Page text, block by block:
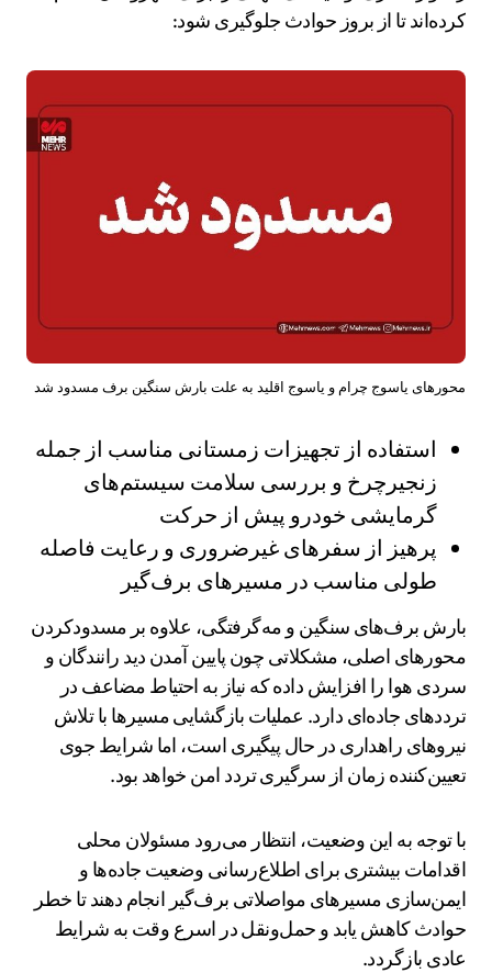
کرده‌اند تا از بروز حوادث جلوگیری شود:
محورهای یاسوج چرام و یاسوج اقلید به علت بارش سنگین برف مسدود شد
استفاده از تجهیزات زمستانی مناسب از جمله
زنجیرچرخ و بررسی سلامت سیستم‌های
گرمایشی خودرو پیش از حرکت
پرهیز از سفرهای غیرضروری و رعایت فاصله
طولی مناسب در مسیرهای برف‌گیر
بارش برف‌های سنگین و مه‌گرفتگی، علاوه بر مسدودکردن
محورهای اصلی، مشکلاتی چون پایین آمدن دید رانندگان و
سردی هوا را افزایش داده که نیاز به احتیاط مضاعف در
ترددهای جاده‌ای دارد. عملیات بازگشایی مسیرها با تلاش
نیروهای راهداری در حال پیگیری است، اما شرایط جوی
تعیین‌کننده زمان از سرگیری تردد امن خواهد بود.
با توجه به این وضعیت، انتظار می‌رود مسئولان محلی
اقدامات بیشتری برای اطلاع‌رسانی وضعیت جاده‌ها و
ایمن‌سازی مسیرهای مواصلاتی برف‌گیر انجام دهند تا خطر
حوادث کاهش یابد و حمل‌ونقل در اسرع وقت به شرایط
عادی بازگردد.